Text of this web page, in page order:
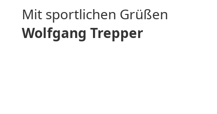
Mit sportlichen Grüßen
Wolfgang Trepper